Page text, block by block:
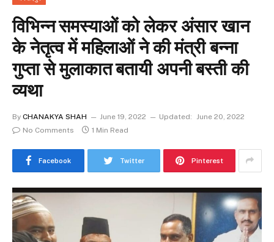
विभिन्न समस्याओं को लेकर अंसार खान
के नेतृत्व में महिलाओं ने की मंत्री बन्ना
गुप्ता से मुलाकात बतायी अपनी बस्ती की
व्यथा
By CHANAKYA SHAH June 19, 2022 Updated: June 20, 2022
No Comments
1 Min Read
Facebook Twitter Pinterest